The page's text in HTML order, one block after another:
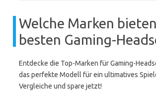
Welche Marken
besten Gaming-
Entdecke die Top-Marken für Gaming-
das perfekte Modell für ein ultimatives
Vergleiche und spare jetzt!